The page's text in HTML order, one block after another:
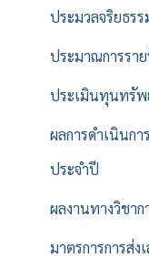
ประมวลจริยธร
ประมาณการรา
ประเมินทุนทรัพ
ผลการดำเนินกา
ประจำปี
ผลงานทางวิชาก
มาตรการการส่